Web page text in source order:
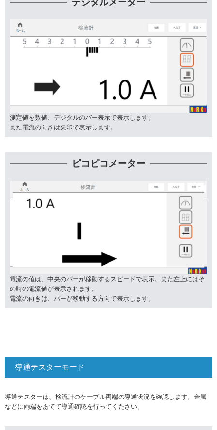
デジタルメーター
測定値を数値、デジタルのバー表示で表示します。
また電流の向きは矢印で表示します。
ピコピコメーター
電流の値は、中央のバーが移動するスピードで表示。また左上にはそ
の時の電流値が表示されます。
電流の向きは、バーが移動する方向で表示します。
導通テスターモード
導通テスターは、検流計のケーブル両端の導通状況を確認します。金属
などに両端をあてて導通確認を行ってください。